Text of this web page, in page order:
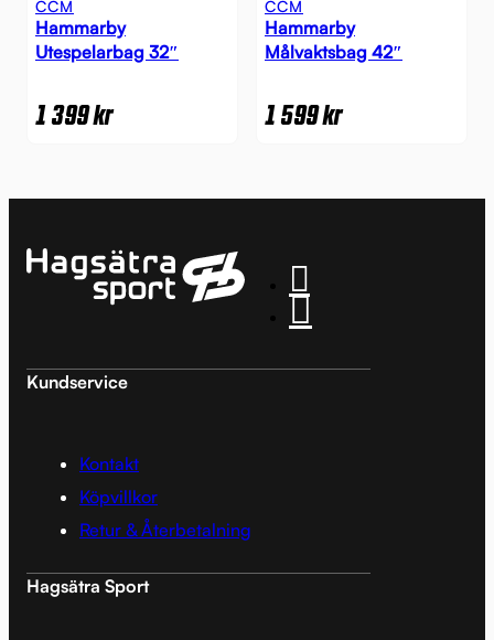
CCM
Hammarby
Utespelarbag 32″
1 399kr
CCM
Hammarby
Målvaktsbag 42″
1 599kr
Kundservice
Kontakt
Köpvillkor
Retur & Återbetalning
Hagsätra Sport